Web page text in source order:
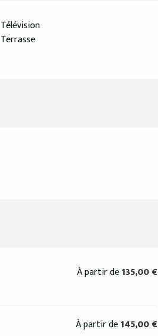
Télévision
Terrasse
À partir de135,00 €
À partir de145,00 €